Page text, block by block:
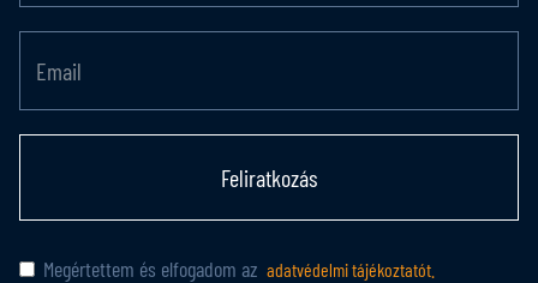
Feliratkozás
Megértettem és elfogadom az adatvédelmi tájékoztatót.